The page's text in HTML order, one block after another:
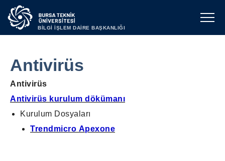
BİLGİ İŞLEM DAİRE BAŞKANLIĞI
Antivirüs
Antivirüs
Antivirüs kurulum dökümanı
Kurulum Dosyaları
Trendmicro Apexone